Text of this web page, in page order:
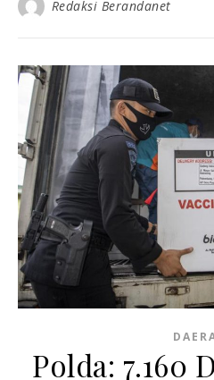
Redaksi Berandanet
Polda: 7.160